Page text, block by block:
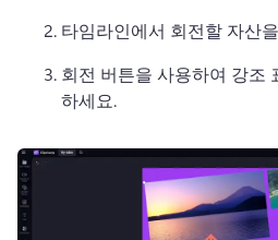
타임라인에서 회전할 자산
회전 버튼을 사용하여 강조
하세요.